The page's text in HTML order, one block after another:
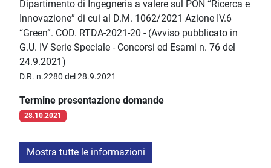
Dipartimento di Ingegneria a valere sul PON “Ricerca e
Innovazione” di cui al D.M. 1062/2021 Azione IV.6
“Green”. COD. RTDA-2021-20 - (Avviso pubblicato in
G.U. IV Serie Speciale - Concorsi ed Esami n. 76 del
24.9.2021)
D.R. n.2280 del 28.9.2021
Termine presentazione domande
28.10.2021
Mostra tutte le informazioni